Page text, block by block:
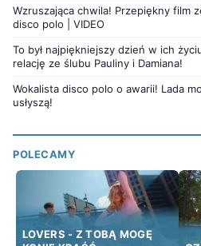
Wzruszająca chwila! Przepiękny film
disco polo | VIDEO
To był najpiękniejszy dzień w ich
relację ze ślubu Pauliny i Damiana!
Wokalista disco polo o awarii! Lada
usłyszą!
POLECAMY
LOVERS - Z TOBĄ MOGĘ